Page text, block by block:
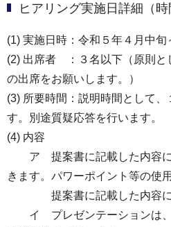
ヒアリング実施日詳細（時
(1) 実施日時：令和５年４月中旬
(2) 出席者 ：３名以下（原則と
の出席をお願いします。）
(3) 所要時間：説明時間として
す。別途質疑応答を行います。
(4) 内容
ア 提案書に記載した内容に
きます。パワーポイント等の使
提案書に記載した内容に
イ プレゼンテーションは、